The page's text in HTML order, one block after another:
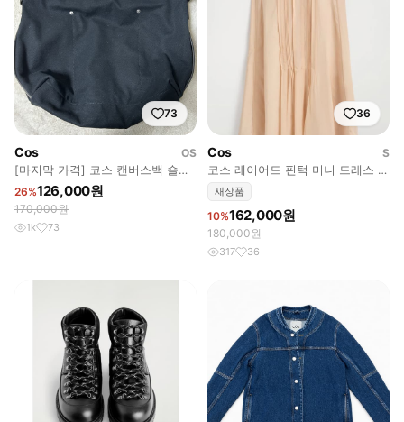
73
Cos
OS
[마지막 가격] 코스 캔버스백 숄더
백
26%126,000원
170,000원
1k 73
36
Cos
S
코스 레이어드 핀턱 미니 드레스 베
이지
새상품
10%162,000원
180,000원
317 36